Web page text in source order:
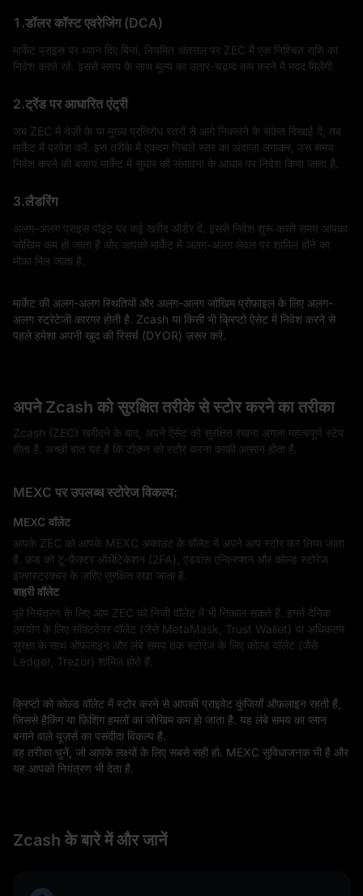
1.डॉलर कॉस्ट एवरेजिंग (DCA)
मार्केट प्राइस पर ध्यान दिए बिना, नियमित अंतराल पर ZEC में एक निश्चित राशि का
निवेश करते रहें. इससे समय के साथ मूल्य का उतार-चढ़ाव कम करने में मदद मिलेगी.
2.ट्रेंड पर आधारित एंट्री
जब ZEC में तेज़ी के या मुख्य प्रतिरोध स्तरों से आगे निकलने के संकेत दिखाई दें, तब
मार्केट में प्रवेश करें. इस तरीके में एकदम निचले स्तर का अंदाज़ा लगाकर, उस समय
निवेश करने की बजाय मार्केट में सुधार की संभावना के आधार पर निवेश किया जाता है.
3.लैडरिंग
अलग-अलग प्राइस पॉइंट पर कई खरीद ऑर्डर दें. इससे निवेश शुरू करते समय आपका
जोखिम कम हो जाता है और आपको मार्केट में अलग-अलग लेवल पर शामिल होने का
मौका मिल जाता है.
मार्केट की अलग-अलग स्थितियों और अलग-अलग जोखिम प्रोफ़ाइल के लिए अलग-
अलग स्ट्रेटेजी कारगर होती है. Zcash या किसी भी क्रिप्टो ऐसेट में निवेश करने से
पहले हमेशा अपनी खुद की रिसर्च (DYOR) ज़रूर करें.
अपने Zcash को सुरक्षित तरीके से स्टोर करने का तरीका
Zcash (ZEC) खरीदने के बाद, अपने ऐसेट को सुरक्षित रखना अगला महत्वपूर्ण स्टेप
होता है. अच्छी बात यह है कि टोकन को स्टोर करना काफ़ी आसान होता है.
MEXC पर उपलब्ध स्टोरेज विकल्प:
MEXC वॉलेट
आपके ZEC को आपके MEXC अकाउंट के वॉलेट में अपने आप स्टोर कर लिया जाता
है. फ़ंड को टू-फ़ैक्टर ऑथेंटिकेशन (2FA), एडवांस एन्क्रिप्शन और कोल्ड स्टोरेज
इंफ़्रास्ट्रक्चर के ज़रिए सुरक्षित रखा जाता है.
बाहरी वॉलेट
पूरे नियंत्रण के लिए आप ZEC को निजी वॉलेट में भी निकाल सकते हैं. इनमें दैनिक
उपयोग के लिए सॉफ़्टवेयर वॉलेट (जैसे MetaMask, Trust Wallet) या अधिकतम
सुरक्षा के साथ ऑफ़लाइन और लंबे समय तक स्टोरेज के लिए कोल्ड वॉलेट (जैसे
Ledger, Trezor) शामिल होते हैं.
क्रिप्टो को कोल्ड वॉलेट में स्टोर करने से आपकी प्राइवेट कुंजियाँ ऑफ़लाइन रहती हैं,
जिससे हैकिंग या फ़िशिंग हमलों का जोखिम कम हो जाता है. यह लंबे समय का प्लान
बनाने वाले यूज़र्स का पसंदीदा विकल्प है.
वह तरीका चुनें, जो आपके लक्ष्यों के लिए सबसे सही हो. MEXC सुविधाजनक भी है और
यह आपको नियंत्रण भी देता है.
Zcash के बारे में और जानें